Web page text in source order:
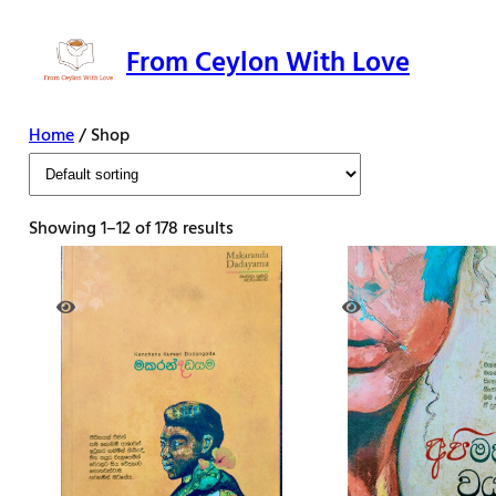
content
From Ceylon With Love
Home/ Shop
Showing 1–12 of 178 results